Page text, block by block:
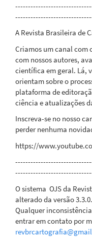
A Revista Brasileira de
Criamos um canal com
com nossos autores,
científica em geral. Lá,
orientam sobre o
plataforma de
ciência e atualizações
Inscreva-se no nosso
perder nenhuma
https://
O sistema OJS da
alterado da versão
Qualquer
entrar em contato por